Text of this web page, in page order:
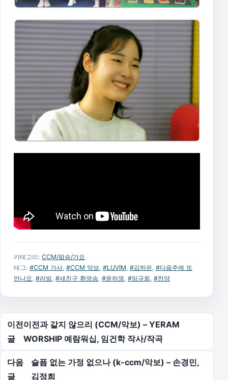
카테고리: CCM/팝송/가요
태그: #CCM 가사, #CCM 악보, #LUVIM, #김하은, #다음주에 또
만나요, #러빔, #새친구 환영송, #윤하영, #임규희, #찬양
글 탐색
이전
글
이전과 같지 않으리 (CCM/악보) – YERAM
WORSHIP 예람워십, 임건학 작사/작곡
다음
글
슬픔 없는 가정 없으나 (k-ccm/악보) – 손경민,
김정희